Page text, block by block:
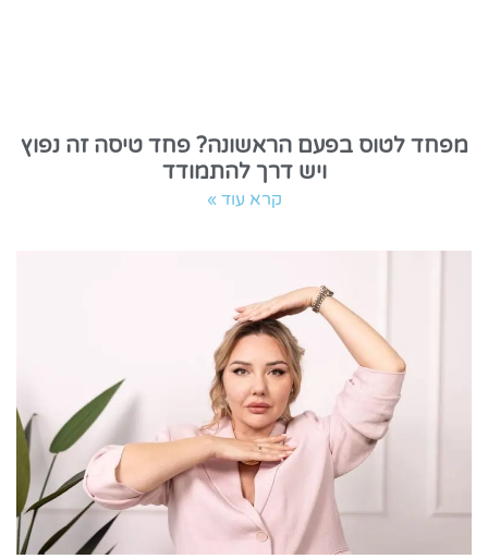
מפחד לטוס בפעם הראשונה? פחד טיסה זה נפוץ
ויש דרך להתמודד
קרא עוד »